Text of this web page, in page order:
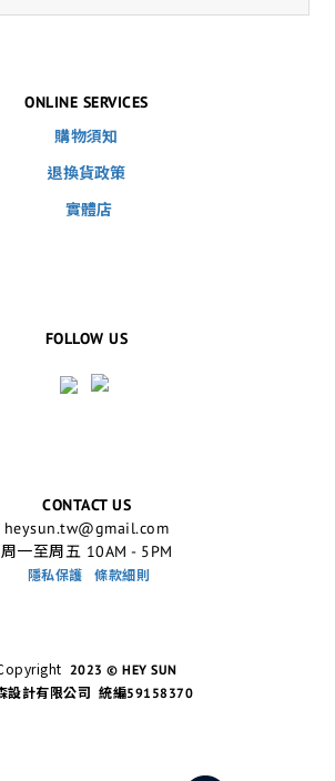
ONLINE SERVICES
購物須知
退換貨政策
實體店
FOLLOW US
CONTACT US
heysun.tw@gmail.com
周一至周五 10AM - 5PM
隱私保護 條款細則
2023 © HEY SUN
設計有限公司 統編59158370